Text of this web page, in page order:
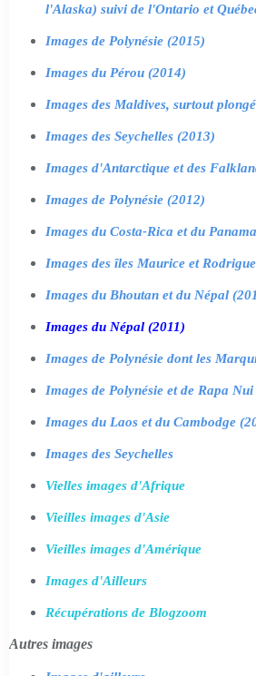
l'Alaska) suivi de l'Ontario et
Images de Polynésie (2015)
Images du Pérou (2014)
Images des Maldives, surtout
Images des Seychelles (2013)
Images d'Antarctique et des
Images de Polynésie (2012)
Images du Costa-Rica et du
Images des îles Maurice et
Images du Bhoutan et du Népal
Images du Népal (2011)
Images de Polynésie dont les
Images de Polynésie et de Rapa
Images du Laos et du Cambodge
Images des Seychelles
Vielles images d'Afrique
Vieilles images d'Asie
Vieilles images d'Amérique
Images d'Ailleurs
Récupérations de Blogzoom
Autres images